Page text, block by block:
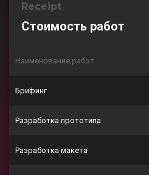
Receipt
Стоимость работ
Наименование работ
Брифинг
Разработка прототипа
Разработка макета